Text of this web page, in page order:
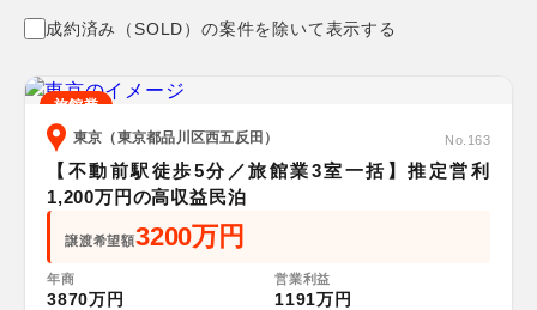
成約済み（SOLD）の案件を除いて表示する
旅館業
東京（東京都品川区西五反田）
No.163
【不動前駅徒歩5分／旅館業3室一括】推定営利
1,200万円の高収益民泊
譲渡希望額3200万円
年商
3870万円
営業利益
1191万円